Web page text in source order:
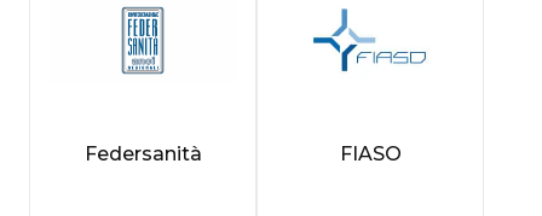
Federsanità FIASO